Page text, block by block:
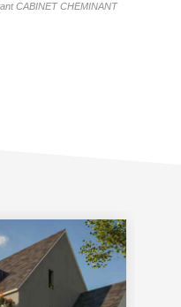
CABINET CHEMINANT